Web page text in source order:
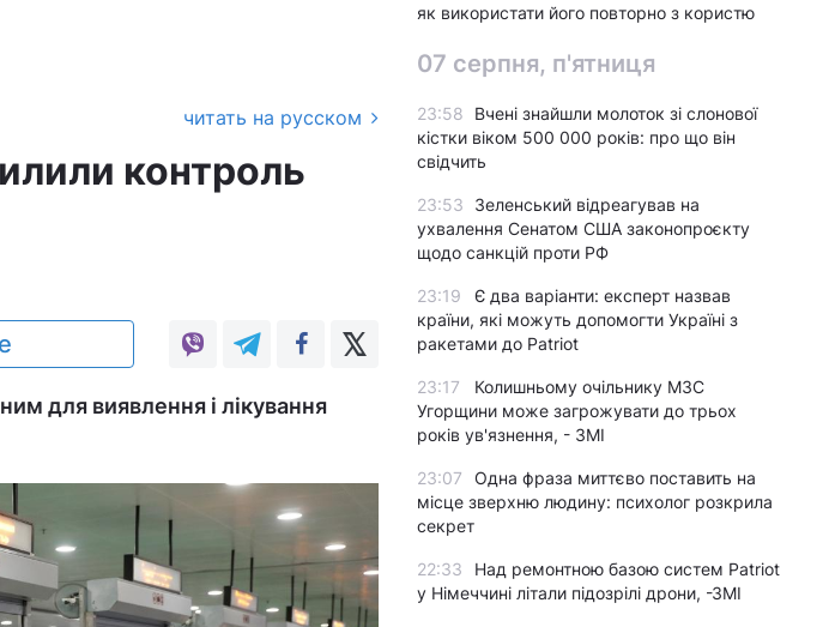
читать на русском
контроль
для виявлення і лікування
як використати його повторно з користю
07 серпня, п'ятниця
23:58
Вчені знайшли молоток зі слонової
кістки віком 500 000 років: про що він
свідчить
23:53
Зеленський відреагував на
ухвалення Сенатом США законопроєкту
щодо санкцій проти РФ
23:19
Є два варіанти: експерт назвав
країни, які можуть допомогти Україні з
ракетами до Patriot
23:17
Колишньому очільнику МЗС
Угорщини може загрожувати до трьох
років ув'язнення, - ЗМІ
23:07
Одна фраза миттєво поставить на
місце зверхню людину: психолог розкрила
секрет
22:33
Над ремонтною базою систем Patriot
у Німеччині літали підозрілі дрони, -ЗМІ